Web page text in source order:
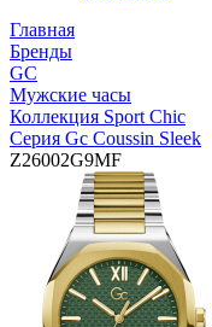
Главная
Бренды
GC
Мужские часы
Коллекция Sport Chic
Серия Gc Coussin Sleek
Z26002G9MF